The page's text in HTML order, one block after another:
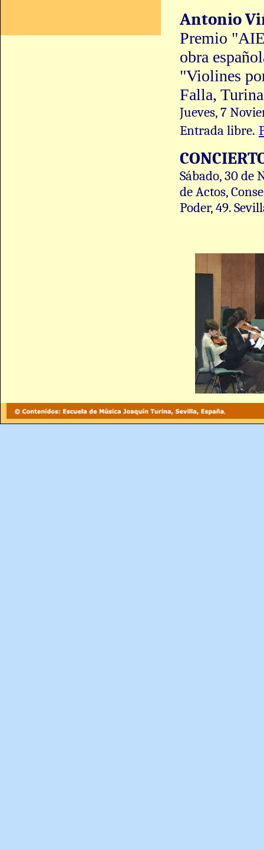
Antonio
Premio
obra
"Violines
Falla,
Jueves, 7
Entrada libre.
Sábado, 30 de
de Actos,
Poder, 49.